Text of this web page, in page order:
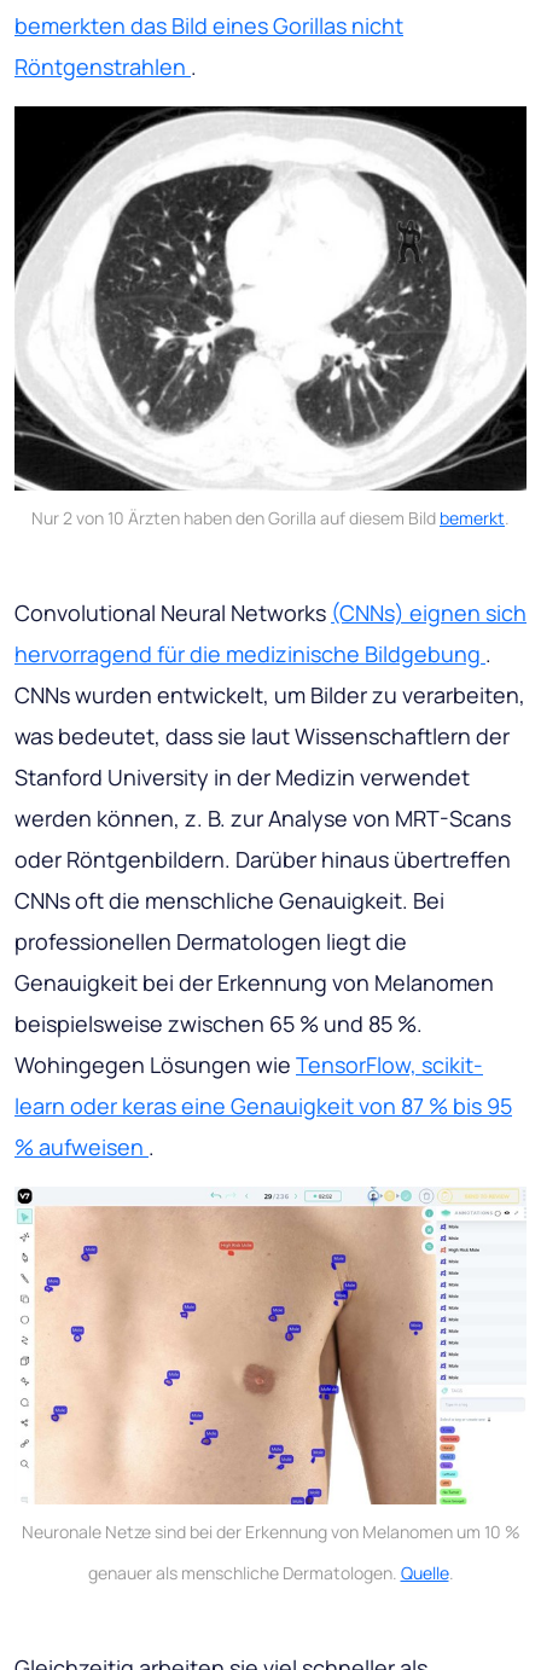
bemerkten das Bild eines Gorillas nicht
Röntgenstrahlen .
Nur 2 von 10 Ärzten haben den Gorilla auf diesem Bild bemerkt
Convolutional Neural Networks (CNNs) eignen sich
hervorragend für die medizinische Bildgebung .
CNNs wurden entwickelt, um Bilder zu verarbeiten,
was bedeutet, dass sie laut Wissenschaftlern der
Stanford University in der Medizin verwendet
werden können, z. B. zur Analyse von MRT-Scans
oder Röntgenbildern. Darüber hinaus übertreffen
CNNs oft die menschliche Genauigkeit. Bei
professionellen Dermatologen liegt die
Genauigkeit bei der Erkennung von Melanomen
beispielsweise zwischen 65 % und 85 %.
Wohingegen Lösungen wie TensorFlow, scikit-
learn oder keras eine Genauigkeit von 87 % bis 95
% aufweisen .
Neuronale Netze sind bei der Erkennung von Melanomen um 10 %
genauer als menschliche Dermatologen. Quelle.